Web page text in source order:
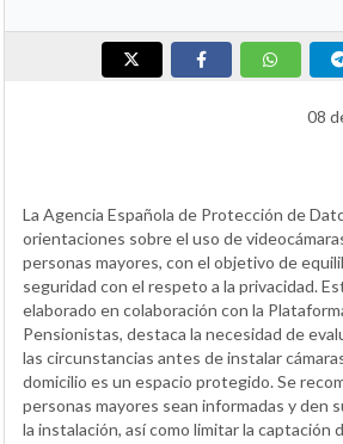
08
La Agencia Española de Protección de
orientaciones sobre el uso de
personas mayores, con el objetivo de
seguridad con el respeto a la privacidad.
elaborado en colaboración con la
Pensionistas, destaca la necesidad de
las circunstancias antes de instalar
domicilio es un espacio protegido. Se
personas mayores sean informadas y den
la instalación, así como limitar la captación